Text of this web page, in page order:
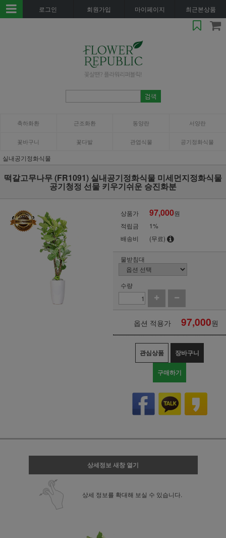
로그인 회원가입 마이페이지 최근본상품
축하화환 근조화환 동양란 서양란
꽃바구니 꽃다발 관엽식물 공기정화식물
실내공기정화식물
떡갈고무나무 (FR1091) 실내공기정화식물 미세먼지정화식물
공기청정 선물 키우기쉬운 승진화분
상품가 97,000원
적립금
1%
배송비
(무료)
물받침대
수량
옵션 적용가 97,000원
관심상품 장바구니
구매하기
상세정보 새창 열기
상세 정보를 확대해 보실 수 있습니다.